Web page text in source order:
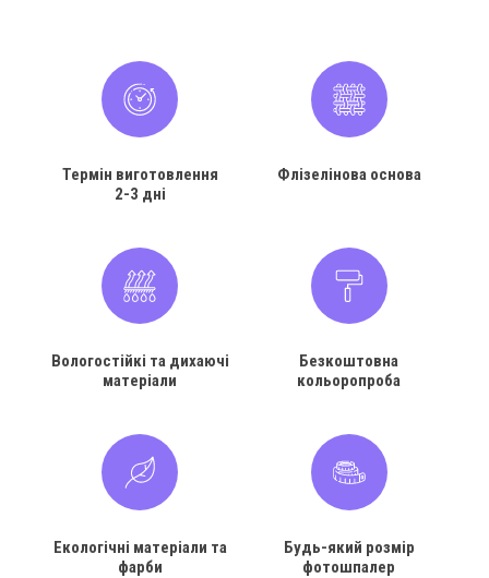
Термін виготовлення
2-3 дні
Флізелінова основа
Вологостійкі та дихаючі
матеріали
Безкоштовна
кольоропроба
Екологічні матеріали та
фарби
Будь-який розмір
фотошпалер